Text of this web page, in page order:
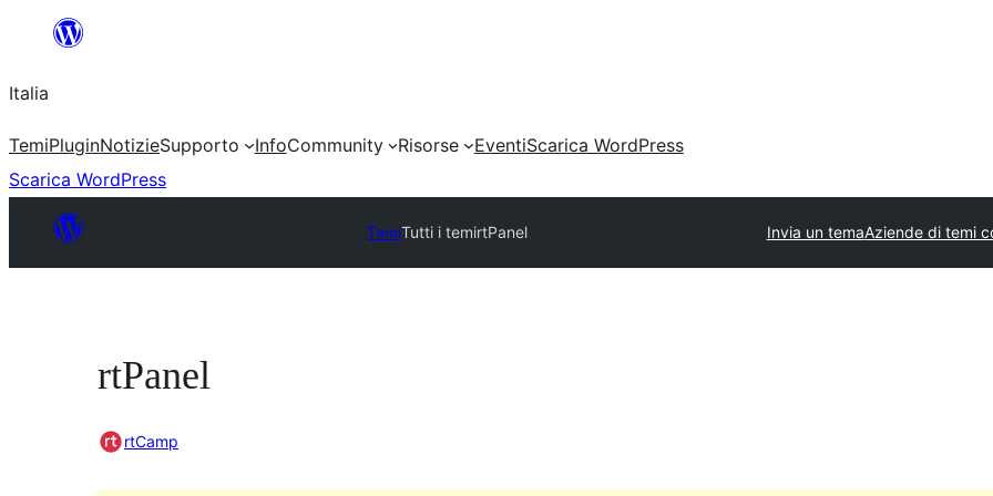
contenuto
Italia
TemiPluginNotizieSupporto InfoCommunity Risorse EventiScarica WordPress
Scarica WordPress
TemiTutti i temirtPanel Invia un temaAziende di temi
rtPanel
rtCamp